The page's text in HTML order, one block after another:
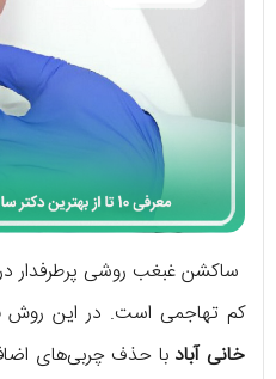
ساکشن غبغب روشی پرطرفدار
کم تهاجمی است. در این روش
خانی آبادبا حذف چربی‌های